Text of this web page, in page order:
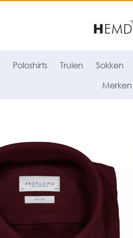
Poloshirts Truien Sokken
Merken